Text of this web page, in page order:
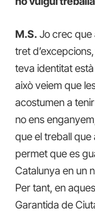
M.S. Jo crec que
tret
teva identitat
això veiem que
acostumen a
no ens
que el treball que
permet que es
Catalunya en un
Per tant, en
Garantida de